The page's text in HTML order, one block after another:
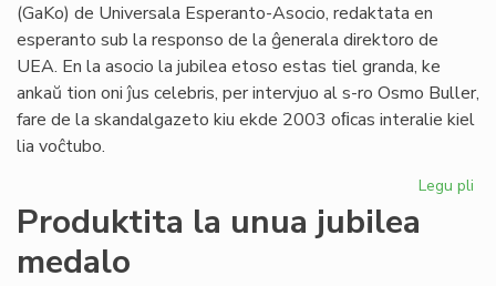
(GaKo) de Universala Esperanto-Asocio, redaktata en
esperanto sub la responso de la ĝenerala direktoro de
UEA. En la asocio la jubilea etoso estas tiel granda, ke
ankaŭ tion oni ĵus celebris, per intervjuo al s-ro Osmo Buller,
fare de la skandalgazeto kiu ekde 2003 oﬁcas interalie kiel
lia voĉtubo.
Legu pli
Produktita la unua jubilea
medalo